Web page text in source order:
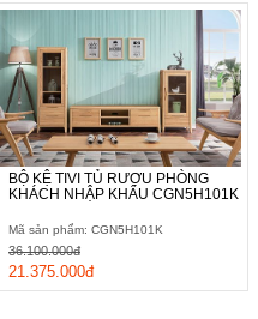
BỘ KỆ TIVI TỦ RƯỢU PHÒNG
KHÁCH NHẬP KHẨU CGN5H101K
Mã sản phẩm: CGN5H101K
21.375.000đ
36.100.000đ